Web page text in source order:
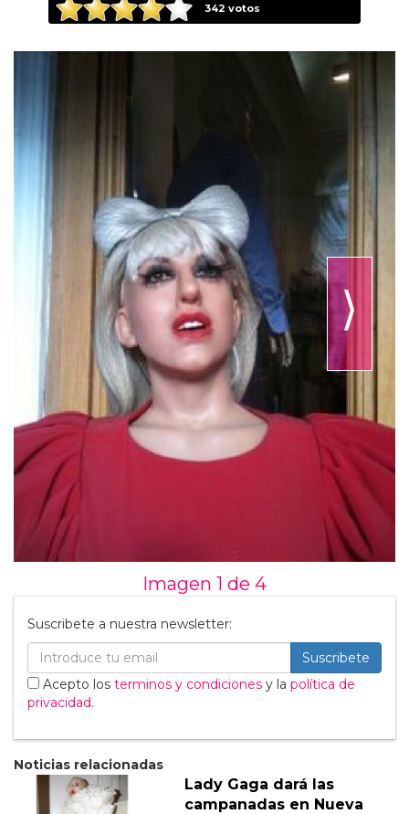
342 votos
⟩
Imagen 1 de 4
Suscribete a nuestra newsletter:
Suscribete
Acepto los terminos y condiciones y la política de
privacidad.
Noticias relacionadas
Lady Gaga dará las
campanadas en Nueva